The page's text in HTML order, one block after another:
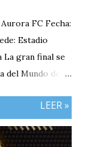
FC Fecha:
Estadio
La gran final se
del Mundo de la
como el
LEER »